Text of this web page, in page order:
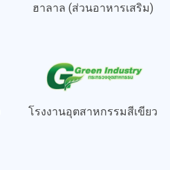
ฮาลาล (ส่วนอาหารเสริม)
โรงงานอุตสาหกรรมสีเขียว